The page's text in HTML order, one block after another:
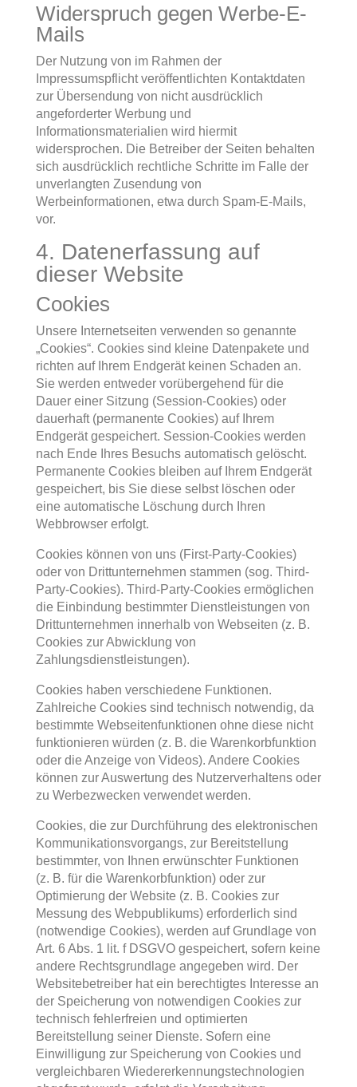
Widerspruch gegen Werbe-E-
Mails
Der Nutzung von im Rahmen der
Impressumspflicht veröffentlichten Kontaktdaten
zur Übersendung von nicht ausdrücklich
angeforderter Werbung und
Informationsmaterialien wird hiermit
widersprochen. Die Betreiber der Seiten behalten
sich ausdrücklich rechtliche Schritte im Falle der
unverlangten Zusendung von
Werbeinformationen, etwa durch Spam-E-Mails,
vor.
4. Datenerfassung auf
dieser Website
Cookies
Unsere Internetseiten verwenden so genannte
„Cookies“. Cookies sind kleine Datenpakete und
richten auf Ihrem Endgerät keinen Schaden an.
Sie werden entweder vorübergehend für die
Dauer einer Sitzung (Session-Cookies) oder
dauerhaft (permanente Cookies) auf Ihrem
Endgerät gespeichert. Session-Cookies werden
nach Ende Ihres Besuchs automatisch gelöscht.
Permanente Cookies bleiben auf Ihrem Endgerät
gespeichert, bis Sie diese selbst löschen oder
eine automatische Löschung durch Ihren
Webbrowser erfolgt.
Cookies können von uns (First-Party-Cookies)
oder von Drittunternehmen stammen (sog. Third-
Party-Cookies). Third-Party-Cookies ermöglichen
die Einbindung bestimmter Dienstleistungen von
Drittunternehmen innerhalb von Webseiten (z. B.
Cookies zur Abwicklung von
Zahlungsdienstleistungen).
Cookies haben verschiedene Funktionen.
Zahlreiche Cookies sind technisch notwendig, da
bestimmte Webseitenfunktionen ohne diese nicht
funktionieren würden (z. B. die Warenkorbfunktion
oder die Anzeige von Videos). Andere Cookies
können zur Auswertung des Nutzerverhaltens oder
zu Werbezwecken verwendet werden.
Cookies, die zur Durchführung des elektronischen
Kommunikationsvorgangs, zur Bereitstellung
bestimmter, von Ihnen erwünschter Funktionen
(z. B. für die Warenkorbfunktion) oder zur
Optimierung der Website (z. B. Cookies zur
Messung des Webpublikums) erforderlich sind
(notwendige Cookies), werden auf Grundlage von
Art. 6 Abs. 1 lit. f DSGVO gespeichert, sofern keine
andere Rechtsgrundlage angegeben wird. Der
Websitebetreiber hat ein berechtigtes Interesse an
der Speicherung von notwendigen Cookies zur
technisch fehlerfreien und optimierten
Bereitstellung seiner Dienste. Sofern eine
Einwilligung zur Speicherung von Cookies und
vergleichbaren Wiedererkennungstechnologien